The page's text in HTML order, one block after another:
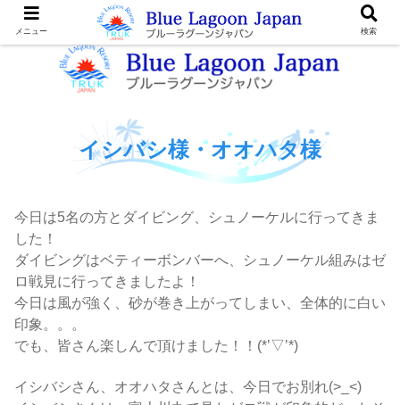
イシバシ様・オオハタ様
今日は5名の方とダイビング、シュノーケルに行ってきま
した！
ダイビングはベティーボンバーへ、シュノーケル組みはゼ
ロ戦見に行ってきましたよ！
今日は風が強く、砂が巻き上がってしまい、全体的に白い
印象。。。
でも、皆さん楽しんで頂けました！！(*’▽’*)
イシバシさん、オオハタさんとは、今日でお別れ(>_<)
メニュー 検索